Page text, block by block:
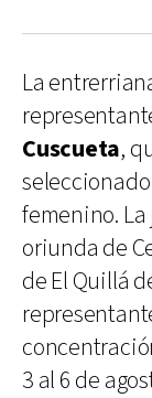
La
Cuscueta,
femenino.
oriunda de
de El Quillá
3 al 6 de